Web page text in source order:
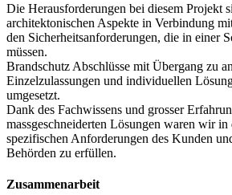
Die Herausforderungen bei diesem Projekt
architektonischen Aspekte in Verbindung
den Sicherheitsanforderungen, die in einer
müssen.
Brandschutz Abschlüsse mit Übergang zu
Einzelzulassungen und individuellen
umgesetzt.
Dank des Fachwissens und grosser
massgeschneiderten Lösungen waren wir in
spezifischen Anforderungen des Kunden
Behörden zu erfüllen.
Zusammenarbeit